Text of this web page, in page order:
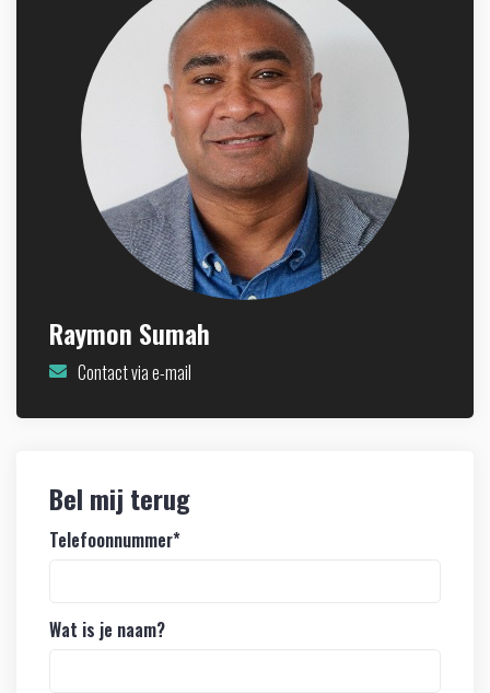
Raymon Sumah
Contact via e-mail
Bel mij terug
Telefoonnummer*
Wat is je naam?